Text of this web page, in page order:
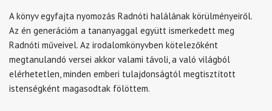
A könyv egyfajta nyomozás Radnóti halálának körülményeiről.
Az én generációm a tananyaggal együtt ismerkedett meg
Radnóti műveivel. Az irodalomkönyvben kötelezőként
megtanulandó versei akkor valami távoli, a való világból
elérhetetlen, minden emberi tulajdonságtól megtisztított
istenségként magasodtak fölöttem.